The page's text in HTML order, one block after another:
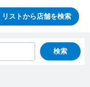
リストから店舗を検索
検索